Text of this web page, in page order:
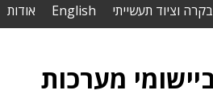
בקרה וציוד תעשייתי English אודות
מערכות